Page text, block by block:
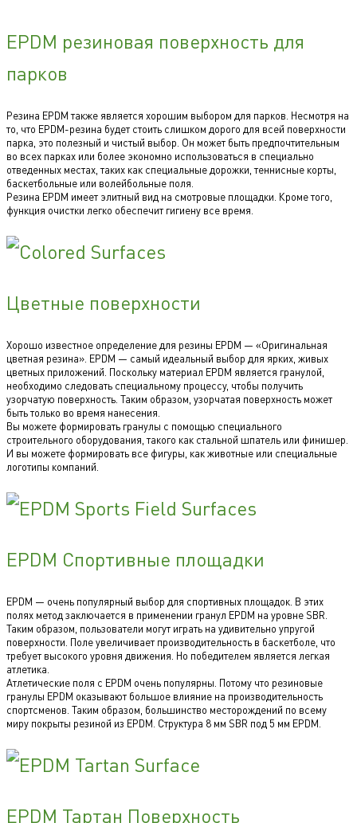
EPDM резиновая поверхность для
парков
Резина EPDM также является хорошим выбором для парков. Несмотря на
то, что EPDM-резина будет стоить слишком дорого для всей поверхности
парка, это полезный и чистый выбор. Он может быть предпочтительным
во всех парках или более экономно использоваться в специально
отведенных местах, таких как специальные дорожки, теннисные корты,
баскетбольные или волейбольные поля.
Резина EPDM имеет элитный вид на смотровые площадки. Кроме того,
функция очистки легко обеспечит гигиену все время.
Цветные поверхности
Хорошо известное определение для резины EPDM — «Оригинальная
цветная резина». EPDM — самый идеальный выбор для ярких, живых
цветных приложений. Поскольку материал EPDM является гранулой,
необходимо следовать специальному процессу, чтобы получить
узорчатую поверхность. Таким образом, узорчатая поверхность может
быть только во время нанесения.
Вы можете формировать гранулы с помощью специального
строительного оборудования, такого как стальной шпатель или финишер.
И вы можете формировать все фигуры, как животные или специальные
логотипы компаний.
EPDM Спортивные площадки
EPDM — очень популярный выбор для спортивных площадок. В этих
полях метод заключается в применении гранул EPDM на уровне SBR.
Таким образом, пользователи могут играть на удивительно упругой
поверхности. Поле увеличивает производительность в баскетболе, что
требует высокого уровня движения. Но победителем является легкая
атлетика.
Атлетические поля с EPDM очень популярны. Потому что резиновые
гранулы EPDM оказывают большое влияние на производительность
спортсменов. Таким образом, большинство месторождений по всему
миру покрыты резиной из EPDM. Структура 8 мм SBR под 5 мм EPDM.
EPDM Тартан Поверхность